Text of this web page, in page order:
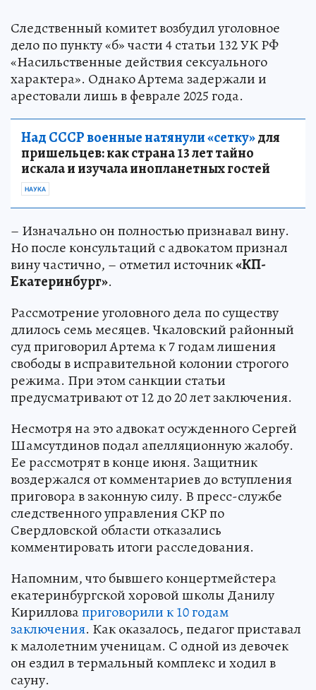
Следственный комитет возбудил уголовное
дело по пункту «б» части 4 статьи 132 УК РФ
«Насильственные действия сексуального
характера». Однако Артема задержали и
арестовали лишь в феврале 2025 года.
Над СССР военные натянули «сетку»для
пришельцев: как страна 13 лет тайно
искала и изучала инопланетных гостей
НАУКА
– Изначально он полностью признавал вину.
Но после консультаций с адвокатом признал
вину частично, – отметил источник«КП-
Екатеринбург».
Рассмотрение уголовного дела по существу
длилось семь месяцев. Чкаловский районный
суд приговорил Артема к 7 годам лишения
свободы в исправительной колонии строгого
режима. При этом санкции статьи
предусматривают от 12 до 20 лет заключения.
Несмотря на это адвокат осужденного Сергей
Шамсутдинов подал апелляционную жалобу.
Ее рассмотрят в конце июня. Защитник
воздержался от комментариев до вступления
приговора в законную силу. В пресс-службе
следственного управления СКР по
Свердловской области отказались
комментировать итоги расследования.
Напомним, что бывшего концертмейстера
екатеринбургской хоровой школы Данилу
Кирилловаприговорили к 10 годам
заключения. Как оказалось, педагог приставал
к малолетним ученицам. С одной из девочек
он ездил в термальный комплекс и ходил в
сауну.